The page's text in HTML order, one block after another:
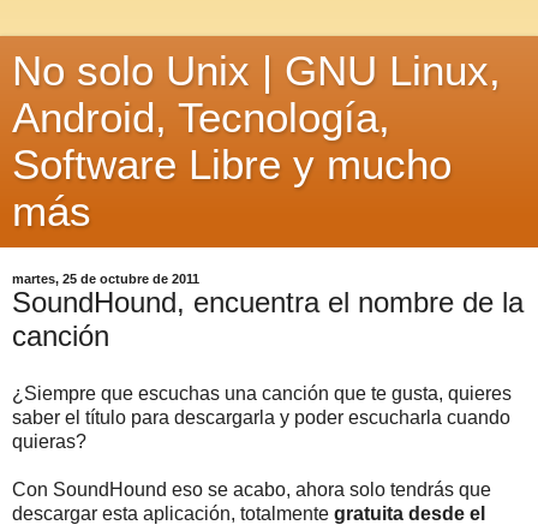
No solo Unix | GNU Linux,
Android, Tecnología,
Software Libre y mucho
más
martes, 25 de octubre de 2011
SoundHound, encuentra el nombre de la
canción
¿Siempre que escuchas una canción que te gusta, quieres
saber el título para descargarla y poder escucharla cuando
quieras?
Con SoundHound eso se acabo, ahora solo tendrás que
descargar esta aplicación, totalmente gratuita desde el